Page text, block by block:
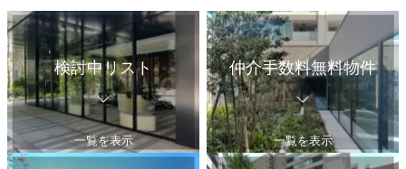
検討中リスト
一覧を表示
仲介手数料無料物件
一覧を表示